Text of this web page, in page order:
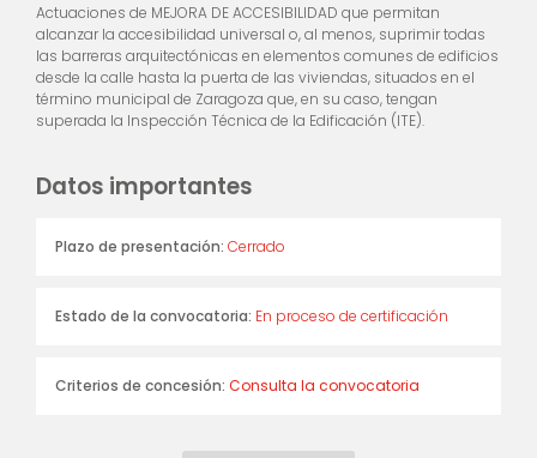
Actuaciones de MEJORA DE ACCESIBILIDAD que permitan
alcanzar la accesibilidad universal o, al menos, suprimir todas
las barreras arquitectónicas en elementos comunes de edificios
desde la calle hasta la puerta de las viviendas, situados en el
término municipal de Zaragoza que, en su caso, tengan
superada la Inspección Técnica de la Edificación (ITE).
Datos importantes
Plazo de presentación: Cerrado
Estado de la convocatoria: En proceso de certificación
Criterios de concesión: Consulta la convocatoria